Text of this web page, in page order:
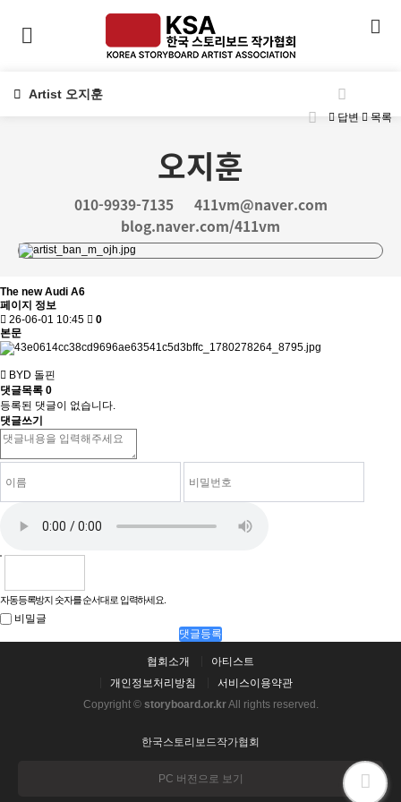
Artist 오지훈
오지훈
010-9939-7135
411vm@naver.com
blog.naver.com/411vm
답변 목록
The new Audi A6
페이지 정보
26-06-01 10:45
0
본문
BYD 돌핀
댓글목록 0
등록된 댓글이 없습니다.
댓글쓰기
자동등록방지 숫자를 순서대로 입력하세요.
비밀글
댓글등록
협회소개
아티스트
개인정보처리방침
서비스이용약관
Copyright © storyboard.or.krAll rights reserved.
한국스토리보드작가협회
PC 버전으로 보기